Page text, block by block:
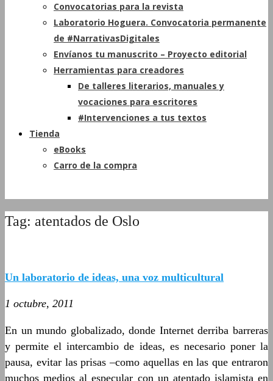
Convocatorias para la revista
Laboratorio Hoguera. Convocatoria permanente
de #NarrativasDigitales
Envíanos tu manuscrito – Proyecto editorial
Herramientas para creadores
De talleres literarios, manuales y
vocaciones para escritores
#Intervenciones a tus textos
Tienda
eBooks
Carro de la compra
Tag: atentados de Oslo
Un laboratorio de ideas, una voz multicultural
1 octubre, 2011
En un mundo globalizado, donde Internet derriba barreras
y permite el intercambio de ideas, es necesario poner la
pausa, evitar las prisas –como aquellas en las que entraron
muchos medios al especular con un atentado islamista en